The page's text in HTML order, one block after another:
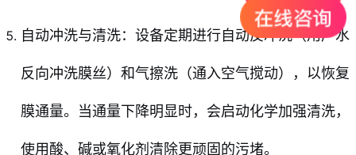
自动冲洗与清洗：设备定期进行自动反冲洗（用产水
反向冲洗膜丝）和气擦洗（通入空气搅动），以恢复
膜通量。当通量下降明显时，会启动化学加强清洗，
使用酸、碱或氧化剂清除更顽固的污堵。